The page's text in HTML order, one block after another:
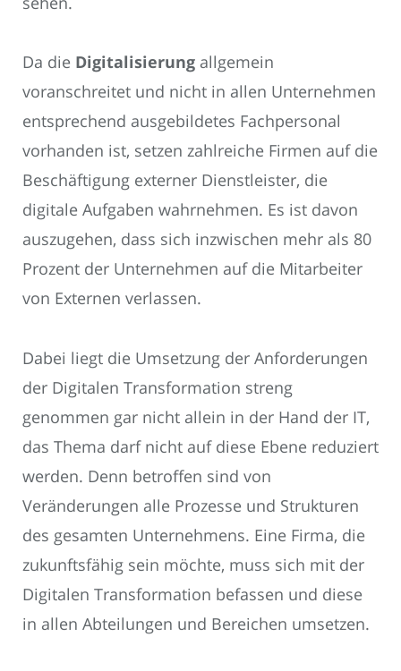
Da die Digitalisierung allgemein
voranschreitet und nicht in allen Unternehmen
entsprechend ausgebildetes Fachpersonal
vorhanden ist, setzen zahlreiche Firmen auf die
Beschäftigung externer Dienstleister, die
digitale Aufgaben wahrnehmen. Es ist davon
auszugehen, dass sich inzwischen mehr als 80
Prozent der Unternehmen auf die Mitarbeiter
von Externen verlassen.
Dabei liegt die Umsetzung der Anforderungen
der Digitalen Transformation streng
genommen gar nicht allein in der Hand der IT,
das Thema darf nicht auf diese Ebene reduziert
werden. Denn betroffen sind von
Veränderungen alle Prozesse und Strukturen
des gesamten Unternehmens. Eine Firma, die
zukunftsfähig sein möchte, muss sich mit der
Digitalen Transformation befassen und diese
in allen Abteilungen und Bereichen umsetzen.